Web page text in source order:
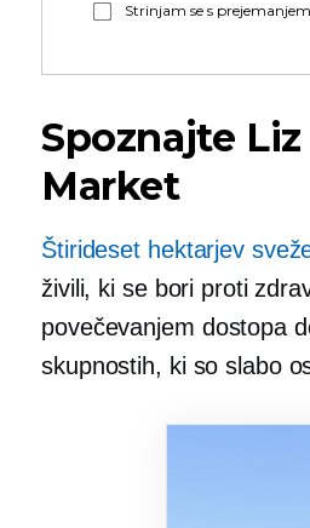
Strinjam se s
Spoznajte
Market
Štirideset hektarjev
živili, ki se bori proti
povečevanjem dostopa
skupnostih, ki so slabo